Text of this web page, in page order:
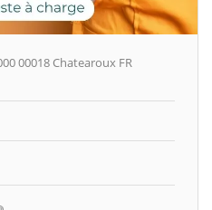
00018 Chatearoux FR